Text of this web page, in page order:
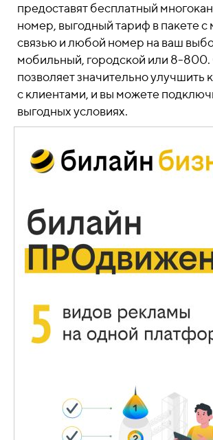
предоставят бесплатный
номер, выгодный тариф в пакете
связью и любой номер на ваш
мобильный, городской или 8-
позволяет значительно улучшить
с клиентами, и вы можете
выгодных условиях.